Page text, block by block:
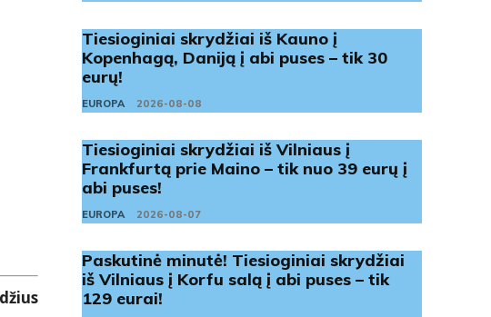
Tiesioginiai skrydžiai iš Kauno į
Kopenhagą, Daniją į abi puses – tik 30
eurų!
EUROPA 2026-08-08
Tiesioginiai skrydžiai iš Vilniaus į
Frankfurtą prie Maino – tik nuo 39 eurų į
abi puses!
EUROPA 2026-08-07
Paskutinė minutė! Tiesioginiai skrydžiai
iš Vilniaus į Korfu salą į abi puses – tik
129 eurai!